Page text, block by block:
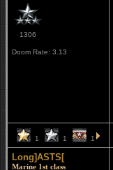
1306
Doom Rate: 3.13
1 1 1
Long]ASTS[
Marine 1st class